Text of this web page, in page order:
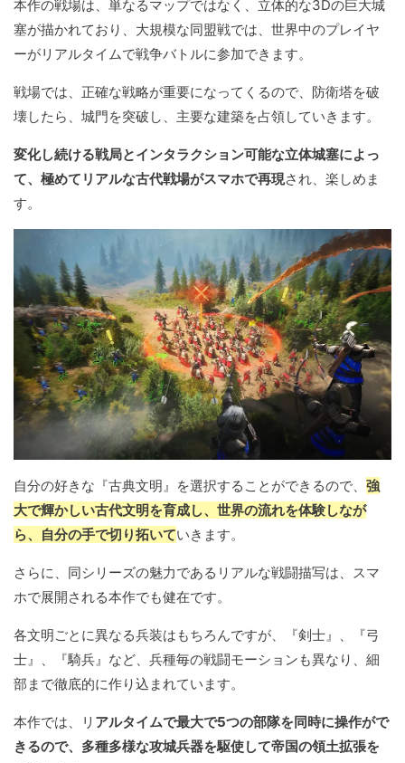
本作の戦場は、単なるマップではなく、立体的な3Dの巨大城
塞が描かれており、大規模な同盟戦では、世界中のプレイヤ
ーがリアルタイムで戦争バトルに参加できます。
戦場では、正確な戦略が重要になってくるので、防衛塔を破
壊したら、城門を突破し、主要な建築を占領していきます。
変化し続ける戦局とインタラクション可能な立体城塞によっ
て、極めてリアルな古代戦場がスマホで再現され、楽しめま
す。
自分の好きな『古典文明』を選択することができるので、 強
大で輝かしい古代文明を育成し、世界の流れを体験しなが
ら、自分の手で切り拓いていきます。
さらに、同シリーズの魅力であるリアルな戦闘描写は、スマ
ホで展開される本作でも健在です。
各文明ごとに異なる兵装はもちろんですが、『剣士』、『弓
士』、『騎兵』など、兵種毎の戦闘モーションも異なり、細
部まで徹底的に作り込まれています。
本作では、リ アルタイムで最大で5つの部隊を同時に操作がで
きるので、多種多様な攻城兵器を駆使して帝国の領土拡張を